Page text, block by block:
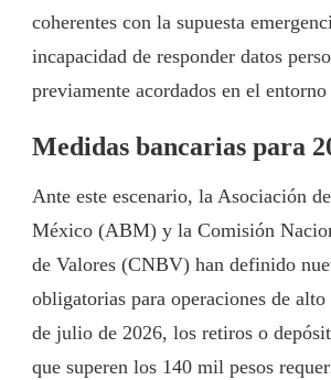
coherentes con la supuesta
incapacidad de responder datos
previamente acordados en el
Medidas bancarias para
Ante este escenario, la Asociación
México (ABM) y la Comisión
de Valores (CNBV) han definido
obligatorias para operaciones de
de julio de 2026, los retiros o
que superen los 140 mil pesos